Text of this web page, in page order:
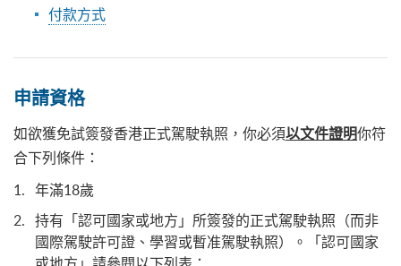
付款方式
申請資格
如欲獲免試簽發香港正式駕駛執照，你必須以文件證明你符
合下列條件：
年滿18歲
持有「認可國家或地方」所簽發的正式駕駛執照（而非
國際駕駛許可證、學習或暫准駕駛執照）。「認可國家